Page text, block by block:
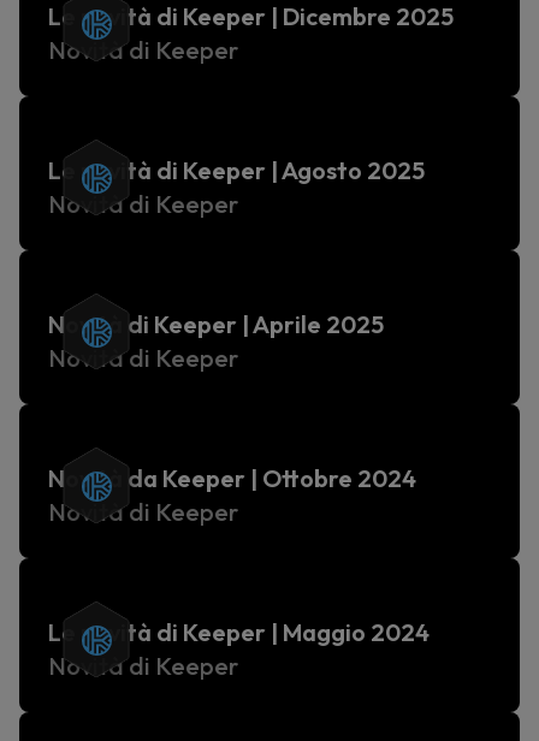
Le novità di Keeper | Dicembre 2025
Novità di Keeper
Le novità di Keeper | Agosto 2025
Novità di Keeper
Novità di Keeper | Aprile 2025
Novità di Keeper
Novità da Keeper | Ottobre 2024
Novità di Keeper
Le novità di Keeper | Maggio 2024
Novità di Keeper